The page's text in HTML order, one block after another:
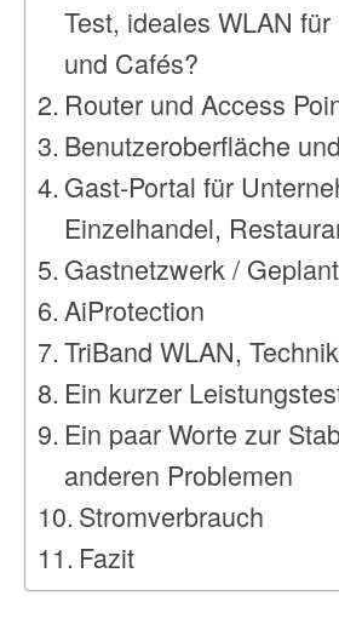
Test, ideales WLAN
und Cafés?
Router und Access
Benutzeroberfläche
Gast-Portal für
Einzelhandel,
Gastnetzwerk /
AiProtection
TriBand WLAN,
Ein kurzer
Ein paar Worte zur
anderen Problemen
Stromverbrauch
Fazit